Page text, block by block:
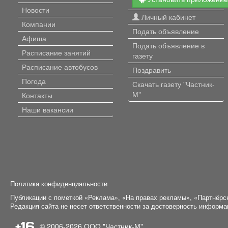
твердотопливный
автоматический с
доступом управления).
Скважина с установкой
фильтрации. Канализация
септик. На участке
расположены
растения, ухоженные
цветники и деревья, а
надворные постройки,
бассейн (очищенная вода
удобной транспортной
доступностью. Рядом
Новости
Компании
Афиша
Расписание занятий
Расписание автобусов
Погода
Контакты
Наши вакансии
Личный кабинет
Подать объявление
Подать объявление в
газету
Поздравить
Скачать газету "Частник-
М"
Политика конфиденциальности
Публикации с пометкой «Реклама», «На правах рекламы»,
Редакция сайта не несет ответственности за достоверность